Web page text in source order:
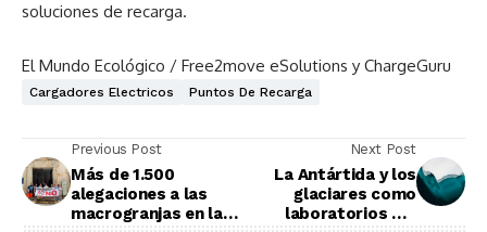
soluciones de recarga.
El Mundo Ecológico / Free2move eSolutions y ChargeGuru
Cargadores Electricos Puntos De Recarga
Previous Post
Más de 1.500
alegaciones a las
macrogranjas en la
Next Post
La Antártida y los
glaciares como
laboratorios del